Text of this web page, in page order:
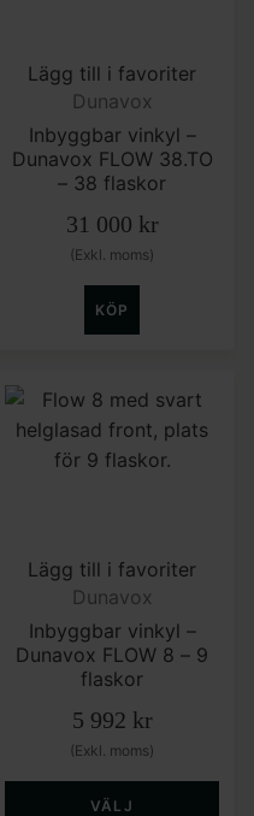
Lägg till i favoriter
Dunavox
Inbyggbar vinkyl –
Dunavox FLOW 38.TO
– 38 flaskor
31 000 kr
(Exkl. moms)
KÖP
Lägg till i favoriter
Dunavox
Inbyggbar vinkyl –
Dunavox FLOW 8 – 9
flaskor
5 992 kr
(Exkl. moms)
VÄLJ